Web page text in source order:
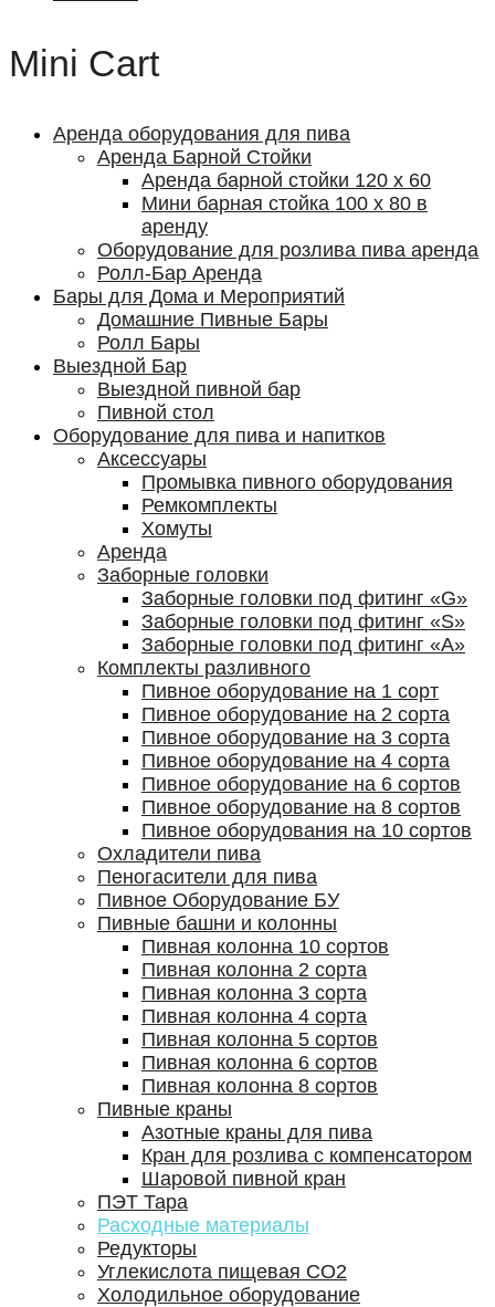
Mini Cart
Аренда оборудования для пива
Аренда Барной Cтойки
Аренда барной стойки 120 х 60
Мини барная стойка 100 х 80 в
аренду
Оборудование для розлива пива аренда
Ролл-Бар Аренда
Бары для Дома и Мероприятий
Домашние Пивные Бары
Ролл Бары
Выездной Бар
Выездной пивной бар
Пивной стол
Оборудование для пива и напитков
Аксессуары
Промывка пивного оборудования
Ремкомплекты
Хомуты
Аренда
Заборные головки
Заборные головки под фитинг «G»
Заборные головки под фитинг «S»
Заборные головки под фитинг «А»
Комплекты разливного
Пивное оборудование на 1 сорт
Пивное оборудование на 2 сорта
Пивное оборудование на 3 сорта
Пивное оборудование на 4 сорта
Пивное оборудование на 6 сортов
Пивное оборудование на 8 сортов
Пивное оборудования на 10 сортов
Охладители пива
Пеногасители для пива
Пивное Оборудование БУ
Пивные башни и колонны
Пивная колонна 10 сортов
Пивная колонна 2 сорта
Пивная колонна 3 сорта
Пивная колонна 4 сорта
Пивная колонна 5 сортов
Пивная колонна 6 сортов
Пивная колонна 8 сортов
Пивные краны
Азотные краны для пива
Кран для розлива с компенсатором
Шаровой пивной кран
ПЭТ Тара
Расходные материалы
Редукторы
Углекислота пищевая СО2
Холодильное оборудование